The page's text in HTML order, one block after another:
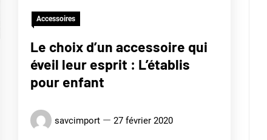
Accessoires
Le choix d’un accessoire qui
éveil leur esprit : L’établis
pour enfant
savcimport 27 février 2020